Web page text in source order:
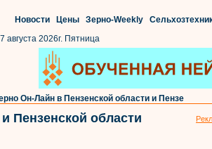
Новости Цены Зерно-Weekly
7 августа 2026г. Пятница
Он-Лайн в Пензенской области и Пензе
Пензенской области